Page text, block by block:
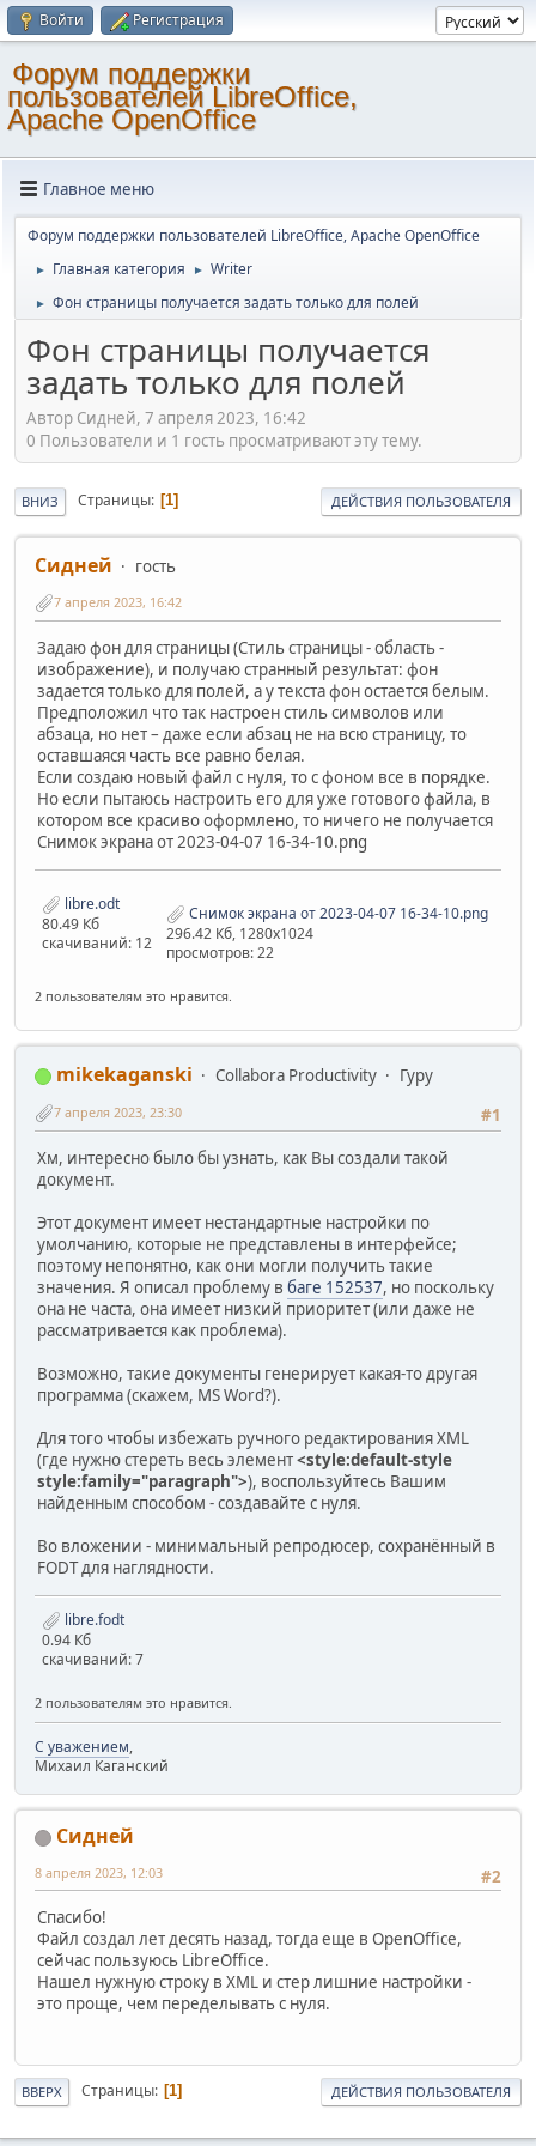
Войти Регистрация
Форум поддержки
пользователей LibreOffice,
Apache OpenOffice
Главное меню
Форум поддержки пользователей LibreOffice, Apache OpenOffice
► Главная категория ► Writer
► Фон страницы получается задать только для полей
Фон страницы получается
задать только для полей
Автор Сидней, 7 апреля 2023, 16:42
0 Пользователи и 1 гость просматривают эту тему.
ВНИЗ Страницы 1 ДЕЙСТВИЯ ПОЛЬЗОВАТЕЛЯ
Сидней гость
7 апреля 2023, 16:42
Задаю фон для страницы (Стиль страницы - область -
изображение), и получаю странный результат: фон
задается только для полей, а у текста фон остается белым.
Предположил что так настроен стиль символов или
абзаца, но нет – даже если абзац не на всю страницу, то
оставшаяся часть все равно белая.
Если создаю новый файл с нуля, то с фоном все в порядке.
Но если пытаюсь настроить его для уже готового файла, в
котором все красиво оформлено, то ничего не получается
Снимок экрана от 2023-04-07 16-34-10.png
libre.odt
80.49 Кб
скачиваний: 12
Снимок экрана от 2023-04-07 16-34-10.png
296.42 Кб, 1280x1024
просмотров: 22
2 пользователям это нравится.
mikekaganski Collabora Productivity
Гуру
#1
7 апреля 2023, 23:30
Хм, интересно было бы узнать, как Вы создали такой
документ.
Этот документ имеет нестандартные настройки по
умолчанию, которые не представлены в интерфейсе;
поэтому непонятно, как они могли получить такие
значения. Я описал проблему в баге 152537, но поскольку
она не часта, она имеет низкий приоритет (или даже не
рассматривается как проблема).
Возможно, такие документы генерирует какая-то другая
программа (скажем, MS Word?).
Для того чтобы избежать ручного редактирования XML
(где нужно стереть весь элемент<style:default-style
style:family="paragraph">), воспользуйтесь Вашим
найденным способом - создавайте с нуля.
Во вложении - минимальный репродюсер, сохранённый в
FODT для наглядности.
libre.fodt
0.94 Кб
скачиваний: 7
2 пользователям это нравится.
С уважением,
Михаил Каганский
Сидней
#2
8 апреля 2023, 12:03
Спасибо!
Файл создал лет десять назад, тогда еще в OpenOffice,
сейчас пользуюсь LibreOffice.
Нашел нужную строку в XML и стер лишние настройки -
это проще, чем переделывать с нуля.
ВВЕРХ Страницы 1 ДЕЙСТВИЯ ПОЛЬЗОВАТЕЛЯ